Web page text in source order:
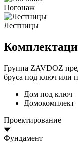
Погонаж
Лестницы
Группа ZAVDOZ
бруса под ключ или
Дом под ключ
Домокомплект
Проектирование
Фундамент